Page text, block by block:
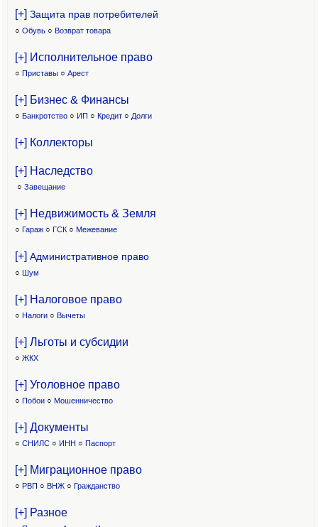
[+] Защита прав потребителей
○ Обувь ○ Возврат товара
[+] Исполнительное право
○ Приставы ○ Арест
[+] Бизнес & Финансы
○ Банкротство ○ ИП ○ Кредит ○ Долги
[+] Коллекторы
[+] Наследство
○ Завещание
[+] Недвижимость & Земля
○ Гараж ○ ГСК ○ Межевание
[+] Административное право
○ Шум
[+] Налоговое право
○ Налоги ○ Вычеты
[+] Льготы и субсидии
○ ЖКХ
[+] Уголовное право
○ Побои ○ Мошенничество
[+] Документы
○ СНИЛС ○ ИНН ○ Паспорт
[+] Миграционное право
○ РВП ○ ВНЖ ○ Гражданство
[+] Разное